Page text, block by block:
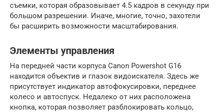
съемки, которая образовывает 4.5 кадров в секунду при
большом разрешении. Иначе, многие, точно, захотели
бы расширить возможности масштабирования.
Элементы управления
На передней части корпуса Canon Powershot G16
находится объектив и глазок видоискателя. Здесь же
присутствует индикатор автофокусировки, переднее
колесо и автоспуск. Недалеко от них расположена
кнопка, которая позволяет разблокировать кольцо,